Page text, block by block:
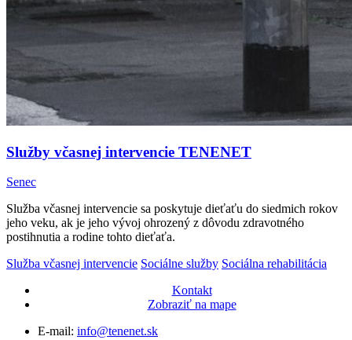
Služby včasnej intervencie TENENET
Senec
Služba včasnej intervencie sa poskytuje dieťaťu do siedmich rokov
jeho veku, ak je jeho vývoj ohrozený z dôvodu zdravotného
postihnutia a rodine tohto dieťaťa.
Služba včasnej intervencie Sociálne služby Sociálna rehabilitácia
Kontakt
Zobraziť na mape
E-mail: info@tenenet.sk